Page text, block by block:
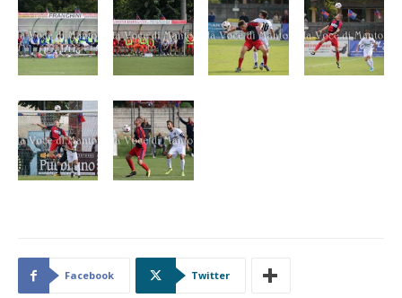
Facebook Twitter